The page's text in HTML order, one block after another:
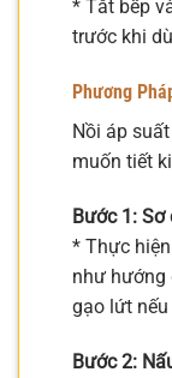
* Tắt bếp
trước khi
Phương
Nồi áp
muốn tiết
Bước 1: Sơ
* Thực
như hướng
gạo lứt
Bước 2: